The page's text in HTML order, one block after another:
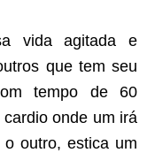
vida agitada e
que tem seu
tempo de 60
onde um irá
outro, estica um